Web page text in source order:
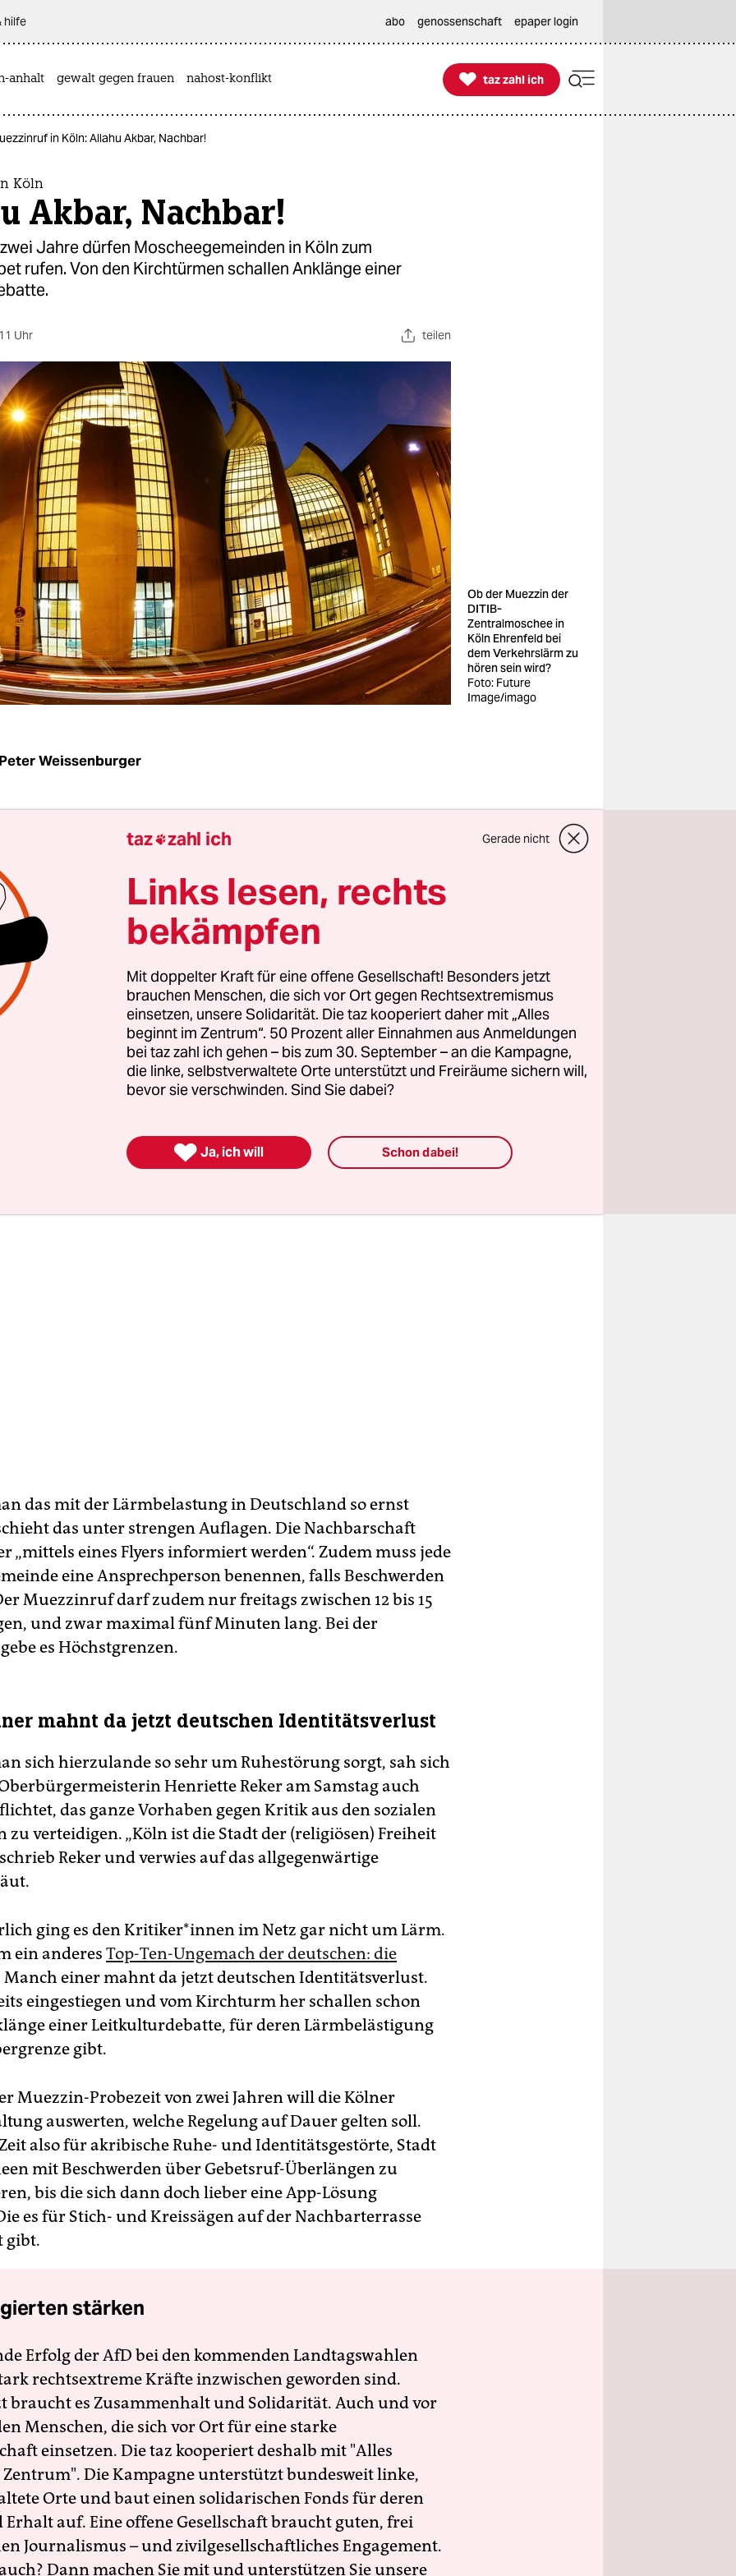
hilfe abo genossenschaft epaper login
anhalt gewalt gegen frauen nahost-konflikt 
taz zahl ich
taz zahl ich
in Köln: Allahu Akbar, Nachbar!
Köln
Akbar, Nachbar!
Jahre dürfen Moscheegemeinden in Köln zum
rufen. Von den Kirchtürmen schallen Anklänge einer
Uhr teilen
Ob der Muezzin der
DITIB-
Zentralmoschee in
Köln Ehrenfeld bei
dem Verkehrslärm zu
hören sein wird?
Foto: Future
Image/imago
Peter Weissenburger
rangiert gewiss in den Top-Ten der deutschen
Und das zu Recht. Wer wohnt schon gerne
neben einer Schnellstraße oder sitzt ohne
Kopfhörer und fünf Milligramm Benzodiazepam
in der Regionalbahn. Von Häuslebauereien in
Wochenende ganz zu schweigen.
gibt es in Deutschland – neben Schallschutzmauern –
Regelungen zu Ruhezeiten, wie etwa die Mittagsruhe.
stets alle halten. Schockschwerenot also, dass in
Mittagsruhe am Freitag nun künftig islamischer Gebetsruf
Ein entsprechendes Pilotprojekt hat die Stadt Köln
nun zum mittäglichen Freitagsgebet
das mit der Lärmbelastung in Deutschland so ernst
das unter strengen Auflagen. Die Nachbarschaft
„mittels eines Flyers informiert werden“. Zudem muss jede
eine Ansprechperson benennen, falls Beschwerden
Muezzinruf darf zudem nur freitags zwischen 12 bis 15
und zwar maximal fünf Minuten lang. Bei der
es Höchstgrenzen.
mahnt da jetzt deutschen Identitätsverlust
sich hierzulande so sehr um Ruhestörung sorgt, sah sich
Henriette Reker am Samstag auch
das ganze Vorhaben gegen Kritik aus den sozialen
zu verteidigen. „Köln ist die Stadt der (religiösen) Freiheit
Reker und verwies auf das allgegenwärtige
ging es den Kri­ti­ke­r*in­nen im Netz gar nicht um Lärm.
ein anderes Top-Ten-Ungemach der deutschen: die
Manch einer mahnt da jetzt deutschen Identitätsverlust.
eingestiegen und vom Kirchturm her schallen schon
einer Leitkulturdebatte, für deren Lärmbelästigung
gibt.
Muezzin-Probezeit von zwei Jahren will die Kölner
auswerten, welche Regelung auf Dauer gelten soll.
also für akribische Ruhe- und Identitätsgestörte, Stadt
mit Beschwerden über Gebetsruf-Überlängen zu
bis die sich dann doch lieber eine App-Lösung
es für Stich- und Kreissägen auf der Nachbarterrasse
gibt.
stärken
Erfolg der AfD bei den kommenden Landtagswahlen
rechtsextreme Kräfte inzwischen geworden sind.
braucht es Zusammenhalt und Solidarität. Auch und vor
Menschen, die sich vor Ort für eine starke
einsetzen. Die taz kooperiert deshalb mit "Alles
Die Kampagne unterstützt bundesweit linke,
Orte und baut einen solidarischen Fonds für deren
Erhalt auf. Eine offene Gesellschaft braucht guten, frei
Journalismus – und zivilgesellschaftliches Engagement.
Dann machen Sie mit und unterstützen Sie unsere
taz zahl ich Gerade nicht
Links lesen, rechts
bekämpfen
Mit doppelter Kraft für eine offene Gesellschaft! Besonders jetzt
brauchen Menschen, die sich vor Ort gegen Rechtsextremismus
einsetzen, unsere Solidarität. Die taz kooperiert daher mit „Alles
beginnt im Zentrum“. 50 Prozent aller Einnahmen aus Anmeldungen
bei taz zahl ich gehen – bis zum 30. September – an die Kampagne,
die linke, selbstverwaltete Orte unterstützt und Freiräume sichern will,
bevor sie verschwinden. Sind Sie dabei?
 Ja, ich will Schon dabei!